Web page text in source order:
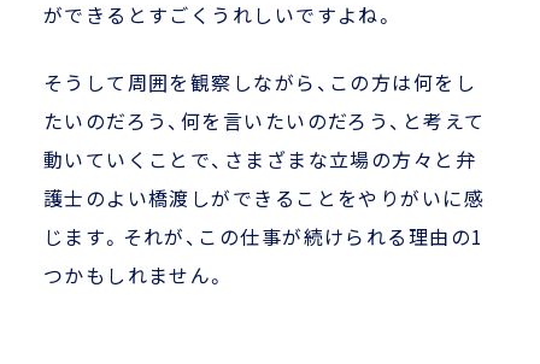
ができるとすごくうれしいですよね。
そうして周囲を観察しながら、この方は何をし
たいのだろう、何を言いたいのだろう、と考えて
動いていくことで、さまざまな立場の方々と弁
護士のよい橋渡しができることをやりがいに感
じます。それが、この仕事が続けられる理由の1
つかもしれません。